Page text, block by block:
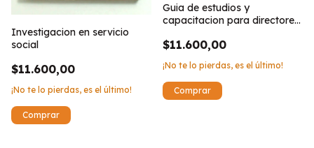
Investigacion en servicio
social
$11.600,00
¡No te lo pierdas, es el último!
Guia de estudios y
capacitacion para directores
programas preventivos
$11.600,00
¡No te lo pierdas, es el último!